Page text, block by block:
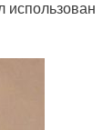
использован